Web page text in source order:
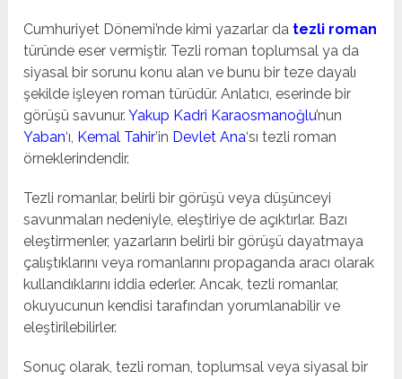
Cumhuriyet Dönemi’nde kimi yazarlar da tezli roman
türünde eser vermiştir. Tezli roman toplumsal ya da
siyasal bir sorunu konu alan ve bunu bir teze dayalı
şekilde işleyen roman türüdür. Anlatıcı, eserinde bir
görüşü savunur.Yakup Kadri Karaosmanoğlu’nun
Yaban‘ı, Kemal Tahir’in Devlet Ana‘sı tezli roman
örneklerindendir.
Tezli romanlar, belirli bir görüşü veya düşünceyi
savunmaları nedeniyle, eleştiriye de açıktırlar. Bazı
eleştirmenler, yazarların belirli bir görüşü dayatmaya
çalıştıklarını veya romanlarını propaganda aracı olarak
kullandıklarını iddia ederler. Ancak, tezli romanlar,
okuyucunun kendisi tarafından yorumlanabilir ve
eleştirilebilirler.
Sonuç olarak, tezli roman, toplumsal veya siyasal bir